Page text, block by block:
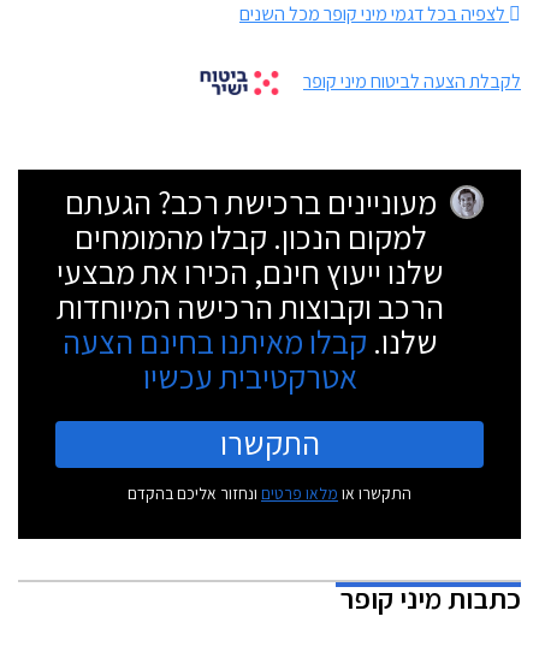
לצפיה בכל דגמי מיני קופר מכל השנים
לקבלת הצעה לביטוח מיני קופר
מעוניינים ברכישת רכב? הגעתם
למקום הנכון. קבלו מהמומחים
שלנו ייעוץ חינם, הכירו את מבצעי
הרכב וקבוצות הרכישה המיוחדות
שלנו. קבלו מאיתנו בחינם הצעה
אטרקטיבית עכשיו
התקשרו
התקשרו או מלאו פרטים ונחזור אליכם בהקדם
כתבותמיני קופר